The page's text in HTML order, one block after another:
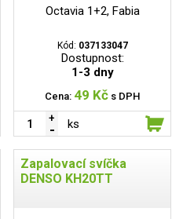
Octavia 1+2, Fabia
Kód: 037133047
Dostupnost:
1-3 dny
Cena: 49 Kč s DPH
ks
Zapalovací svíčka
DENSO KH20TT